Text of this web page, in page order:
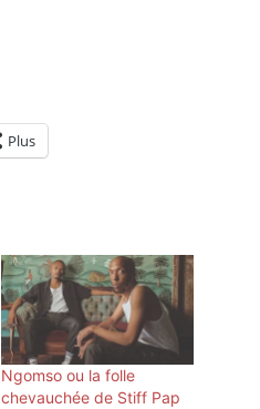
Plus
Ngomso ou la folle
chevauchée de Stiff Pap